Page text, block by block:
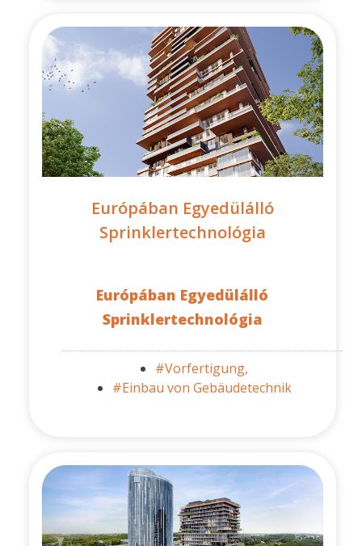
Európában Egyedülálló
Sprinklertechnológia
Európában Egyedülálló
Sprinklertechnológia
#Vorfertigung,
#Einbau von Gebäudetechnik